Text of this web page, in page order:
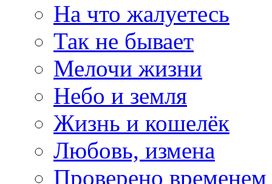
На что жалуетесь
Так не бывает
Мелочи жизни
Небо и земля
Жизнь и кошелёк
Любовь, измена
Проверено временем